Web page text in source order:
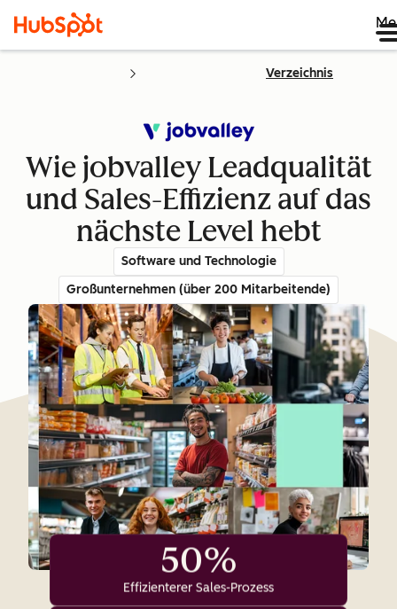
Verzeichnis
Wie jobvalley Leadqualität
und Sales-Effizienz auf das
nächste Level hebt
Software und Technologie
Großunternehmen (über 200 Mitarbeitende)
50%
Effizienterer Sales-Prozess